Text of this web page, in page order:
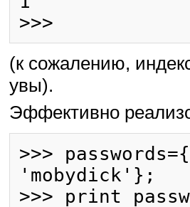
(к сожалению,
увы).
Эффективно
>>>
'mobydick'};
>>> print